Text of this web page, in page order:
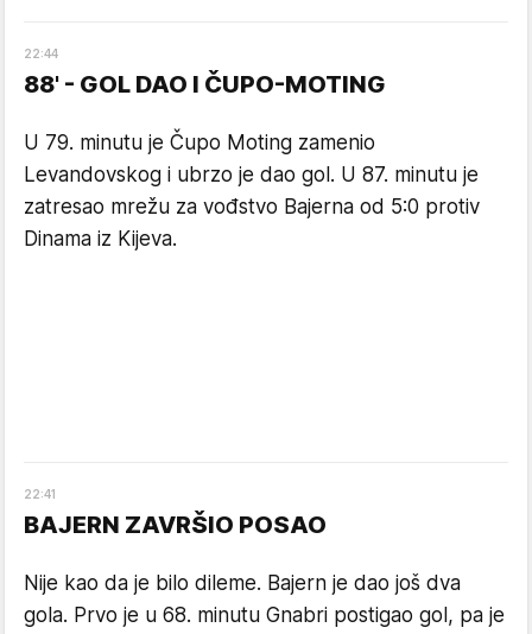
22:44
88' - GOL DAO I ČUPO-MOTING
U 79. minutu je Čupo Moting zamenio
Levandovskog i ubrzo je dao gol. U 87. minutu je
zatresao mrežu za vođstvo Bajerna od 5:0 protiv
Dinama iz Kijeva.
22:41
BAJERN ZAVRŠIO POSAO
Nije kao da je bilo dileme. Bajern je dao još dva
gola. Prvo je u 68. minutu Gnabri postigao gol, pa je